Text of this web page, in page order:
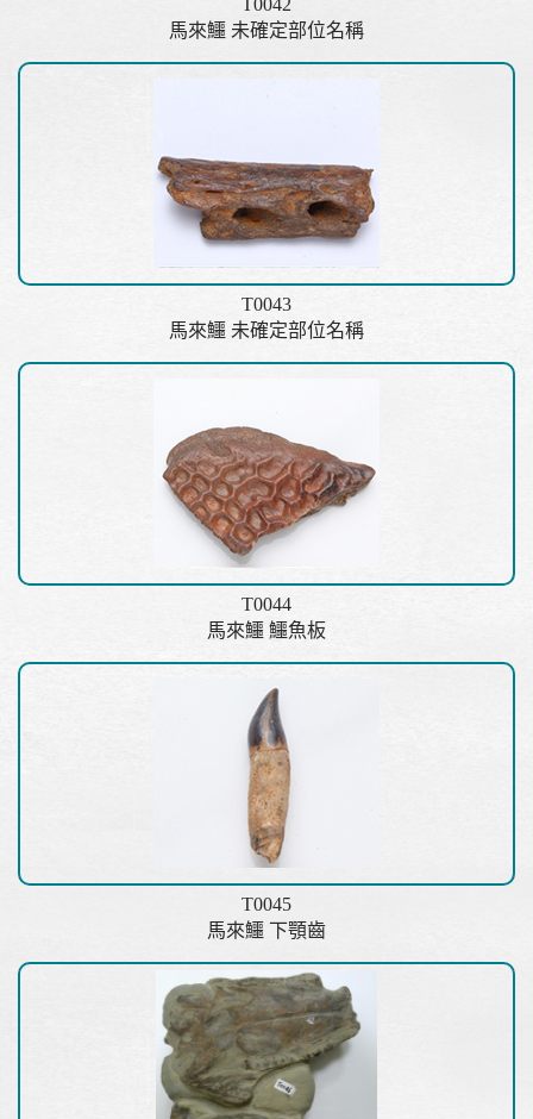
T0042
馬來鱷 未確定部位名稱
T0043
馬來鱷 未確定部位名稱
T0044
馬來鱷 鱷魚板
T0045
馬來鱷 下顎齒